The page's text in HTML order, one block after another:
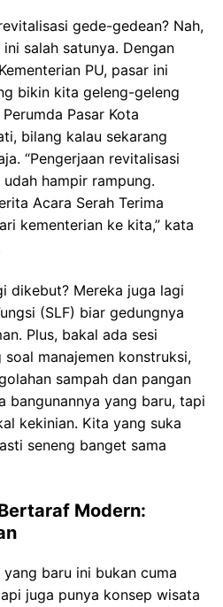
gede-gedean? Nah,
salah satunya. Dengan
PU, pasar ini
bikin kita geleng-geleng
Pasar Kota
bilang kalau sekarang
“Pengerjaan revitalisasi
hampir rampung.
Acara Serah Terima
kementerian ke kita,” kata
dikebut? Mereka juga lagi
(SLF) biar gedungnya
Plus, bakal ada sesi
manajemen konstruksi,
sampah dan pangan
bangunannya yang baru, tapi
kekinian. Kita yang suka
seneng banget sama
Modern:
baru ini bukan cuma
juga punya konsep wisata